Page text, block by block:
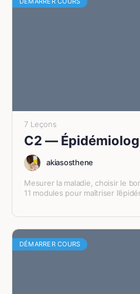
7 Leçons
C2 —
akiasosthene
Mesurer la maladie, choisir le
11 modules pour maîtriser
DÉMARRER COURS